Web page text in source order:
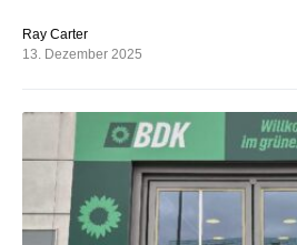
Ray Carter
13. Dezember 2025